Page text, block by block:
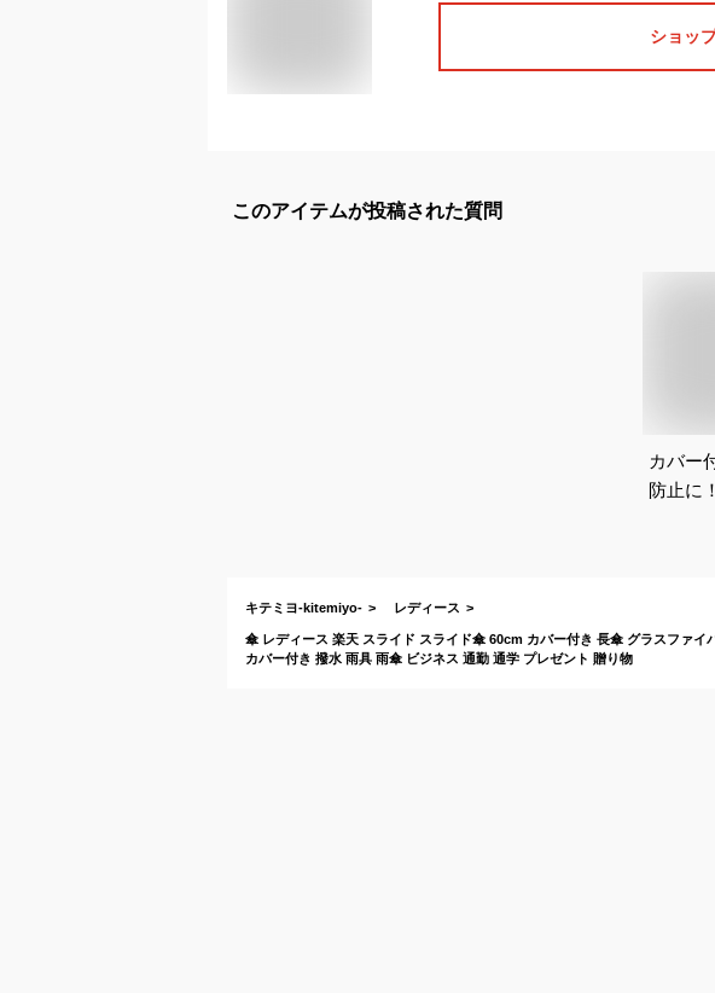
ショッ
このアイテムが投稿された質問
カバー
防止に
キテミヨ-kitemiyo- レディース
傘 レディース 楽天 スライド スライド傘 60cm カバー付き 長傘 グラスファイ
カバー付き 撥水 雨具 雨傘 ビジネス 通勤 通学 プレゼント 贈り物